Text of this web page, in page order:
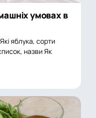
умовах в
яблука, сорти
назви Як